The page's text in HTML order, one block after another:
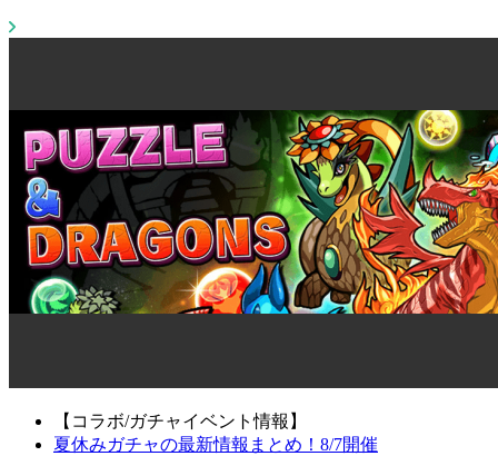
【コラボ/ガチャイベント情報】
夏休みガチャの最新情報まとめ！8/7開催